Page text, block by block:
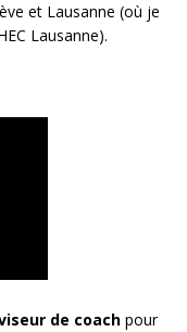
et Lausanne (où je
Lausanne).
de coach pour